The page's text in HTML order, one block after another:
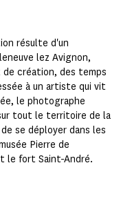
résulte d'un
lez Avignon,
création, des temps
à un artiste qui vit
le photographe
tout le territoire de la
se déployer dans les
Pierre de
le fort Saint-André.